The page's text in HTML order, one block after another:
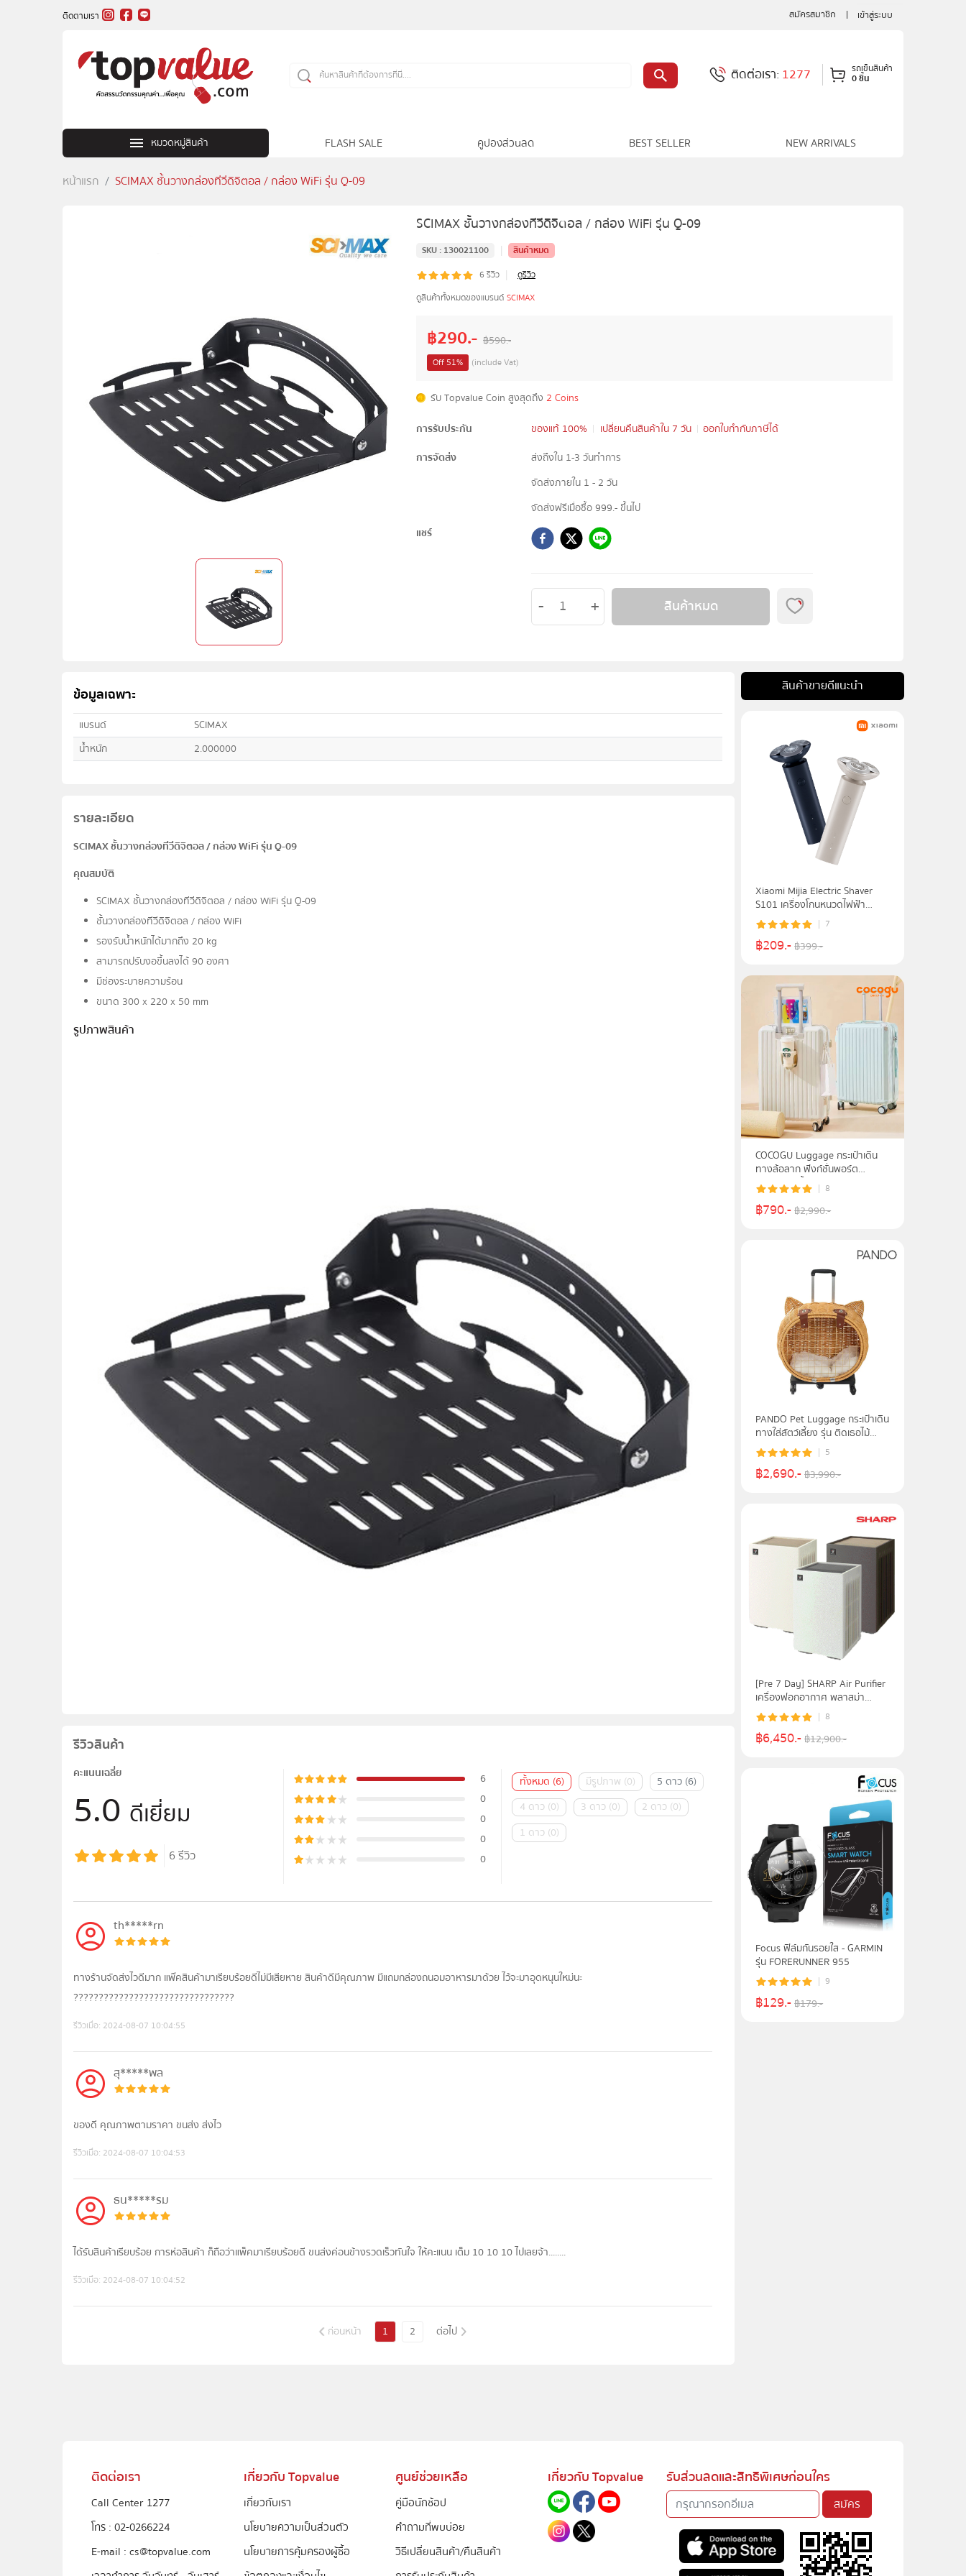
ติดตามเรา สมัครสมาชิก เข้าสู่ระบบ
หมวดหมู่สินค้า FLASH SALE คูปองส่วนลด BEST SELLER NEW ARRIVALS
ติดต่อเรา:1277 รถเข็นสินค้า
0 ชิ้น
หน้าแรก SCIMAX ชั้นวางกล่องทีวีดิจิตอล / กล่อง WiFi รุ่น Q-09
SCIMAX ชั้นวางกล่องทีวีดิจิตอล / กล่อง WiFi รุ่น Q-09
SKU : 130021100 |
สินค้าหมด
6 รีวิว |
ดูรีวิว
ดูสินค้าทั้งหมดของแบรนด์ SCIMAX
฿290.- ฿590.-
Off51% (include Vat)
รับ Topvalue Coin สูงสุดถึง 2 Coins
การรับประกัน
ของแท้ 100% เปลี่ยนคืนสินค้าใน 7 วัน
ออกใบกำกับภาษีได้
การจัดส่ง
ส่งถึงใน 1-3 วันทำการ
จัดส่งภายใน 1 - 2 วัน
จัดส่งฟรีเมื่อซื้อ 999.- ขึ้นไป
แชร์
สินค้าหมด
ข้อมูลเฉพาะ
แบรนด์
SCIMAX
น้ำหนัก
2.000000
รายละเอียด
SCIMAX ชั้นวางกล่องทีวีดิจิตอล / กล่อง WiFi รุุ่น Q-09
คุณสมบัติ
SCIMAX ชั้นวางกล่องทีวีดิจิตอล / กล่อง WiFi รุุ่น Q-09
ชั้นวางกล่องทีวีดิจิตอล / กล่อง WiFi
รองรับน้ำหนักได้มากถึง 20 kg
สามารถปรับงอขึ้นลงได้ 90 องศา
มีช่องระบายความร้อน
ขนาด 300 x 220 x 50 mm
รูปภาพสินค้า
รีวิวสินค้า
คะแนนเฉลี่ย
5.0 ดีเยี่ยม
6รีวิว
6
0
0
0
0
ทั้งหมด (6) มีรูปภาพ (0) 5 ดาว(6)
4 ดาว (0) 3 ดาว (0) 2 ดาว (0)
1 ดาว (0)
th*****rn
ทางร้านจัดส่งไวดีมาก แพ๊คสินค้ามาเรียบร้อยดีไม่มีเสียหาย สินค้าดีมีคุณภาพ มีแถมกล่องถนอมอาหารมาด้วย ไว้จะมาอุดหนุนใหม่นะ
????????????????????????????????
รีวิวเมื่อ: 2024-08-07 10:04:55
สุ*****พล
ของดี คุณภาพตามราคา ขนส่ง ส่งไว
รีวิวเมื่อ: 2024-08-07 10:04:53
ธน*****รม
ได้รับสินค้าเรียบร้อย การห่อสินค้า ก็ถือว่าแพ็คมาเรียบร้อยดี ขนส่งค่อนข้างรวดเร็วทันใจ ให้คะแนน เต็ม 10 10 10 ไปเลยจ้า........
รีวิวเมื่อ: 2024-08-07 10:04:52
ก่อนหน้า 1 2 ต่อไป
สินค้าขายดีแนะนำ
Xiaomi Mijia Electric Shaver
S101 เครื่องโกนหนวดไฟฟ้า
อัจฉริยะ - ประกัน 1 ปี
7
฿209.-฿399.-
COCOGU Luggage กระเป๋าเดิน
ทางล้อลาก ฟังก์ชั่นพอร์ต
ชาร์จUSB น้ำหนักเบา รุ่น 206
8
฿790.-฿2,990.-
PANDO Pet Luggage กระเป๋าเดิน
ทางใส่สัตว์เลี้ยง รุ่น ติดเธอไม้
หวาย - PDPL3590PL
5
฿2,690.-฿3,990.-
[Pre 7 Day] SHARP Air Purifier
เครื่องฟอกอากาศ พลาสม่า
คลัสเตอร์ ขนาด 30 ตร.ม รุ่น FP-
S40B
8
฿6,450.-฿12,900.-
Focus ฟิล์มกันรอยใส - GARMIN
รุ่น FORERUNNER 955
9
฿129.-฿179.-
ติดต่อเรา
Call Center 1277
โทร : 02-0266224
E-mail : cs@topvalue.com
เกี่ยวกับ Topvalue
เกี่ยวกับเรา
นโยบายความเป็นส่วนตัว
นโยบายการคุ้มครองผู้ซื้อ
ศูนย์ช่วยเหลือ
คู่มือนักช้อป
คำถามที่พบบ่อย
วิธีเปลี่ยนสินค้า/คืนสินค้า
เกี่ยวกับ Topvalue รับส่วนลดและสิทธิพิเศษก่อนใคร
สมัคร